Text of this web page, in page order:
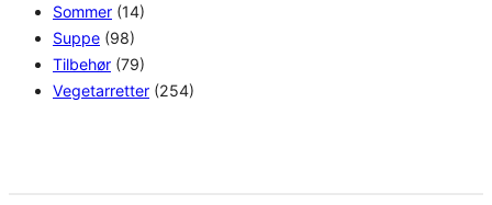
Sommer (14)
Suppe (98)
Tilbehør (79)
Vegetarretter (254)